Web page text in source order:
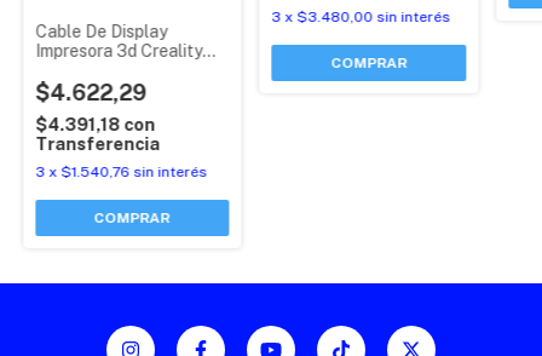
Cable De Display
Impresora 3d Creality
$4.622,29
$4.391,18 con
Transferencia
3 x $1.540,76 sin interés
3 x$3.480,00 sin interés